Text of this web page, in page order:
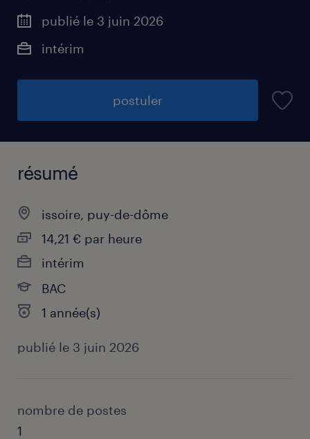
publié le 3 juin 2026
intérim
postuler
résumé
issoire, puy-de-dôme
14,21 € par heure
intérim
BAC
1 année(s)
publié le 3 juin 2026
nombre de postes
1